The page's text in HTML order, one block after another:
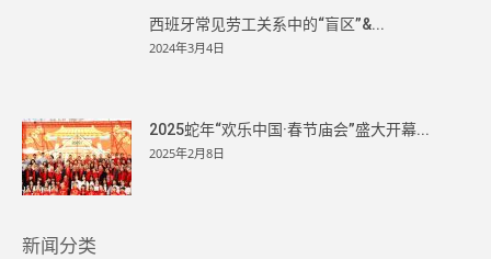
西班牙常见劳工关系中的“盲区”&...
2024年3月4日
2025蛇年“欢乐中国·春节庙会”盛大开幕...
2025年2月8日
新闻分类